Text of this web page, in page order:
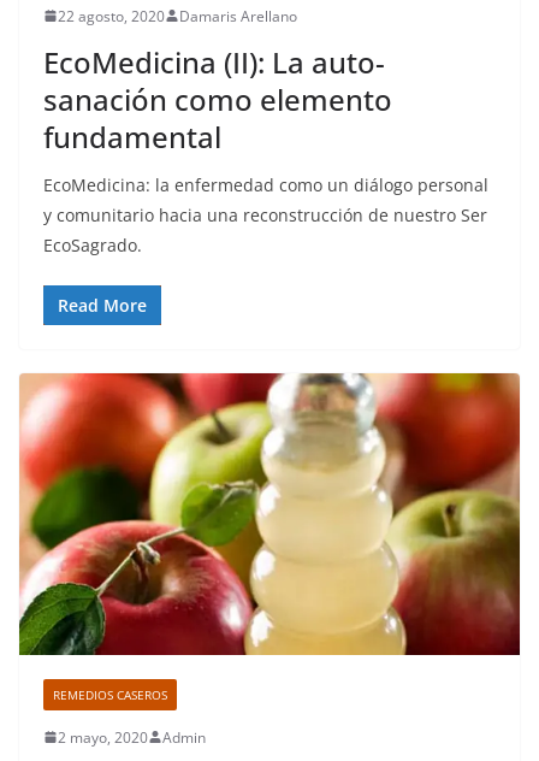
22 agosto, 2020 Damaris Arellano
EcoMedicina (II): La auto-
sanación como elemento
fundamental
EcoMedicina: la enfermedad como un diálogo personal
y comunitario hacia una reconstrucción de nuestro Ser
EcoSagrado.
Read More
REMEDIOS CASEROS
2 mayo, 2020 Admin